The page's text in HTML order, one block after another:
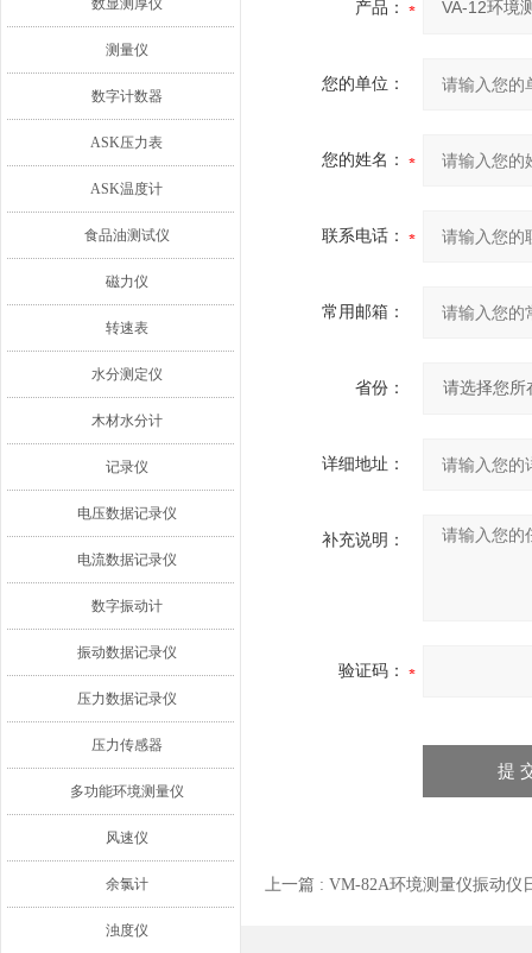
数显测厚仪
测量仪
数字计数器
ASK压力表
ASK温度计
食品油测试仪
磁力仪
转速表
水分测定仪
木材水分计
记录仪
电压数据记录仪
电流数据记录仪
数字振动计
振动数据记录仪
压力数据记录仪
压力传感器
多功能环境测量仪
风速仪
余氯计
浊度仪
产品：
您的单位：
您的姓名：
联系电话：
常用邮箱：
省份：
详细地址：
补充说明：
验证码：
上一篇 : VM-82A环境测量仪振动仪